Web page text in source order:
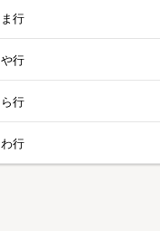
ま行
や行
ら行
わ行